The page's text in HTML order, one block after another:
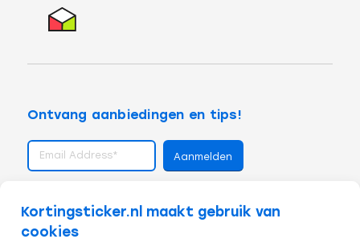
Kortingsticker.nl maakt gebruik van
cookies
Ontvang aanbiedingen en tips!